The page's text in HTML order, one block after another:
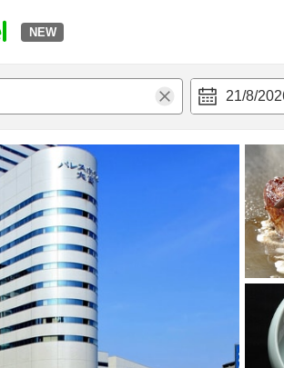
NEW
21/8/
สิ่่งอำนวยความสะดวก